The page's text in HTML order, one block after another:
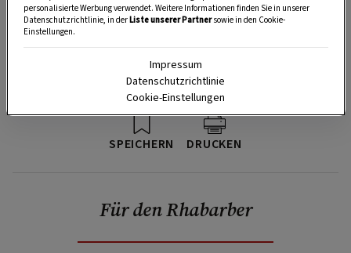
SPEICHERN DRUCKEN
Für den Rhabarber
personalisierte Werbung verwendet. Weitere Informationen finden Sie in unserer
Datenschutzrichtlinie, in derListe unserer Partnersowie in den Cookie-
Einstellungen.
Impressum
Datenschutzrichtlinie
Cookie-Einstellungen